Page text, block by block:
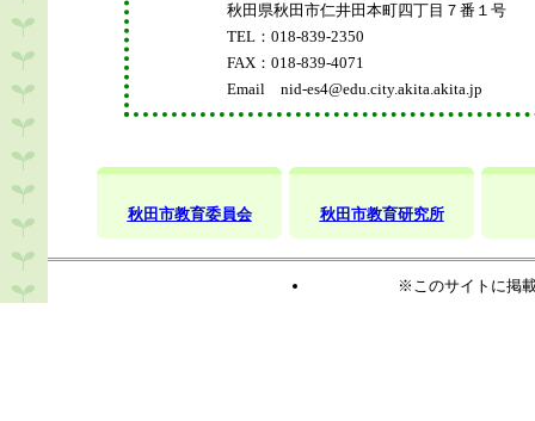
発行企業の「株式会社国際パトロール」さんか
タル体重計１台」「電子体温計２０本」を寄贈
だきました。
「地元に貢献したい。子どもたちの健康をサポ
い。」との思いを受け、ありがたくちょうだい
ご厚意を大切に活かしていきます。ありがとう
秋田県秋田市仁井田本町四丁目７番１号
TEL： 018-839-2350
FAX： 018-839-4071
Email nid-es4@edu.city.akita.akita.jp
秋田市教育委員会 秋田市教育研究所
※このサイトに掲